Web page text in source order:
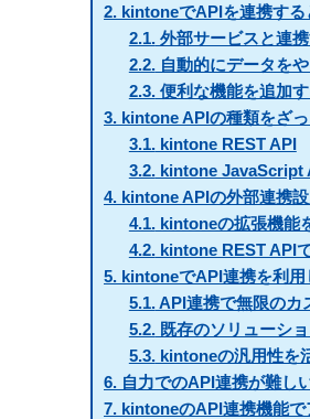
2. kintoneでAPIを連携する
2.1.外部サービスと連
2.2.自動的にデータを
2.3.便利な機能を追加
3. kintone APIの種類をざっ
3.1.kintone REST API
3.2.kintone JavaScript
4. kintone APIの外部連携
4.1.kintoneの拡張機能
4.2.kintone REST API
5. kintoneでAPI連携を利用
5.1.API連携で無限のカ
5.2.既存のソリューシ
5.3.kintoneの汎用性を
6. 自力でのAPI連携が難し
7. kintoneのAPI連携機能で